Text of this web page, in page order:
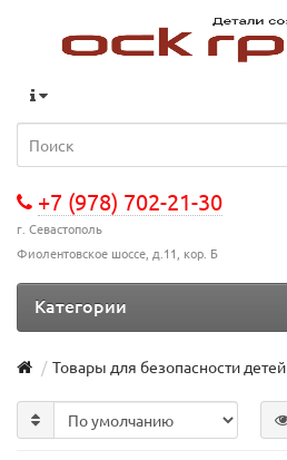
+7 (978) 702-21-30
г. Севастополь
Фиолентовское шоссе, д.11, кор. Б
Категории
Товары для безопасности детей